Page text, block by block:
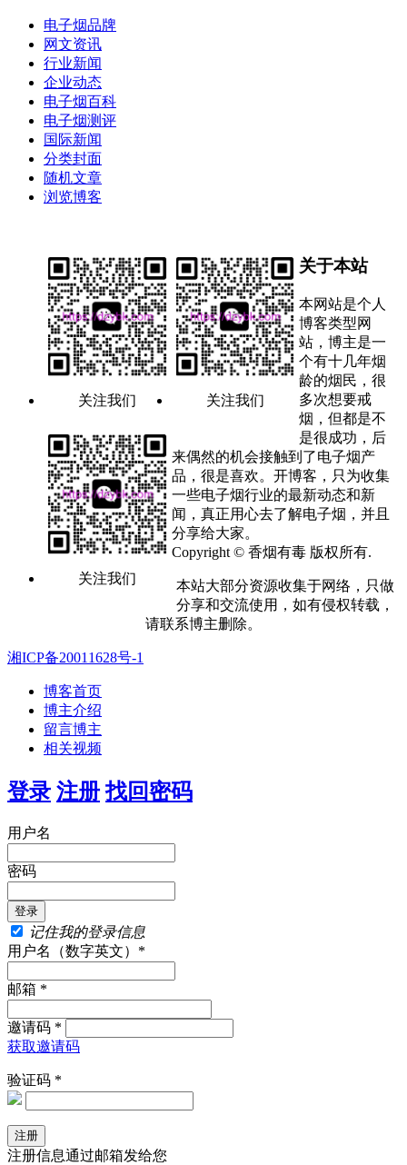
电子烟品牌
网文资讯
行业新闻
企业动态
电子烟百科
电子烟测评
国际新闻
分类封面
随机文章
浏览博客
关注我们 关注我们
关注我们
关于本站
本网站是个人
博客类型网
站，博主是一
个有十几年烟
龄的烟民，很
多次想要戒
烟，但都是不
是很成功，后
来偶然的机会接触到了电子烟产
品，很是喜欢。开博客，只为收集
一些电子烟行业的最新动态和新
闻，真正用心去了解电子烟，并且
分享给大家。
Copyright © 香烟有毒 版权所有.
本站大部分资源收集于网络，只做
分享和交流使用，如有侵权转载，
请联系博主删除。
湘ICP备20011628号-1
博客首页
博主介绍
留言博主
相关视频
登录 注册 找回密码
用户名
密码
记住我的登录信息
用户名（数字英文）*
邮箱 *
邀请码 *
获取邀请码
验证码 *
注册信息通过邮箱发给您